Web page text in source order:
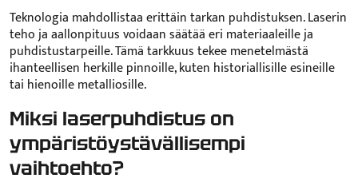
Teknologia mahdollistaa erittäin tarkan puhdistuksen. Laserin
teho ja aallonpituus voidaan säätää eri materiaaleille ja
puhdistustarpeille. Tämä tarkkuus tekee menetelmästä
ihanteellisen herkille pinnoille, kuten historiallisille esineille
tai hienoille metalliosille.
Miksi laserpuhdistus on
ympäristöystävällisempi
vaihtoehto?